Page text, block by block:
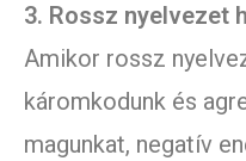
3. Rossz nyelvezet
Amikor rossz
káromkodunk és
magunkat, negatív